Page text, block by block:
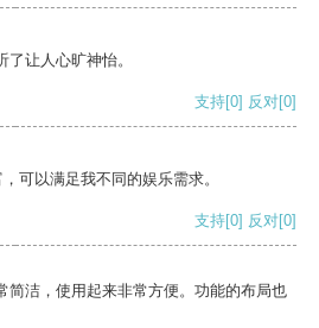
让人心旷神怡。
支持[0] 反对[0]
可以满足我不同的娱乐需求。
支持[0] 反对[0]
简洁，使用起来非常方便。功能的布局也